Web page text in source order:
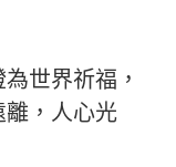
世界祈福，
離，人心光